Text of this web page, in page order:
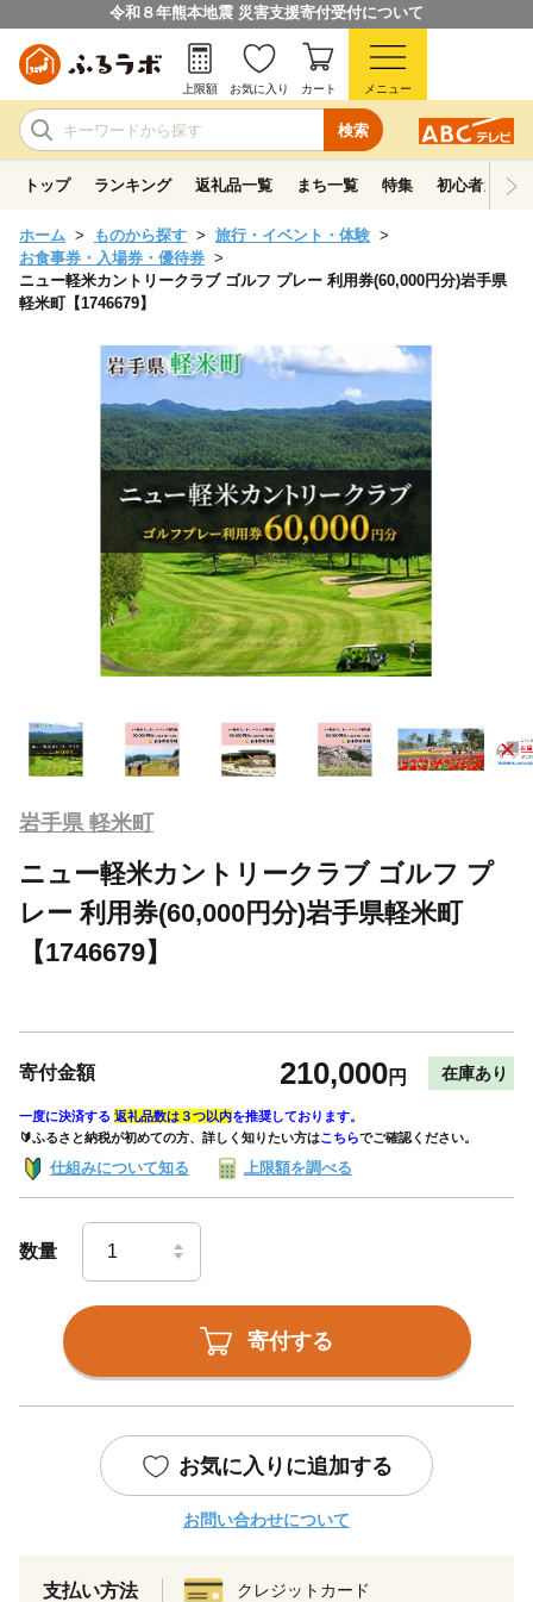
令和８年熊本地震 災害支援寄付受付について
検索
上限額 お気に入り カート メニュー
トップ ランキング 返礼品一覧 まち一覧 特集 初心者ガイド
ホーム ものから探す
旅行・イベント・体験
お食事券・入場券・優待券
ニュー軽米カントリークラブ ゴルフ プレー 利用券(60,000円分)岩手県
軽米町【1746679】
岩手県 軽米町
ニュー軽米カントリークラブ ゴルフ プ
レー 利用券(60,000円分)岩手県軽米町
【1746679】
寄付金額 210,000円 在庫あり
一度に決済する 返礼品数は３つ以内を推奨しております。
🔰ふるさと納税が初めての方、詳しく知りたい方はこちらでご確認ください。
仕組みについて知る 上限額を調べる
数量
寄付する
お気に入りに追加する
お問い合わせについて
支払い方法 クレジットカード